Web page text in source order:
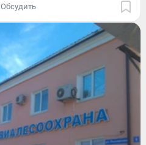
Обсудить